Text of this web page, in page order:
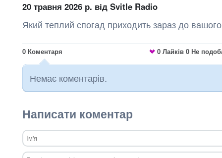
20 травня 2026 р. від Svitle Radio
Який теплий спогад приходить зараз до
0 Лайків 0 Не
0 Коментаря
Немає коментарів.
Написати коментар